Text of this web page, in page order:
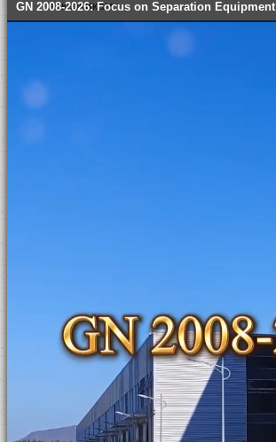
GN 2008-2026: Focus on Separation Equipment